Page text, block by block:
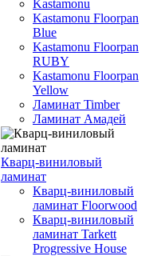
Kastamonu
Kastamonu Floorpan
Blue
Kastamonu Floorpan
RUBY
Kastamonu Floorpan
Yellow
Ламинат Timber
Ламинат Амадей
Кварц-виниловый
ламинат
Кварц-виниловый
ламинат Floorwood
Кварц-виниловый
ламинат Tarkett
Progressive House